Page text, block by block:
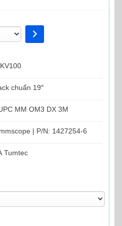
chuẩn 19″
MM OM3 DX 3M
| P/N: 1427254-6
Tumtec